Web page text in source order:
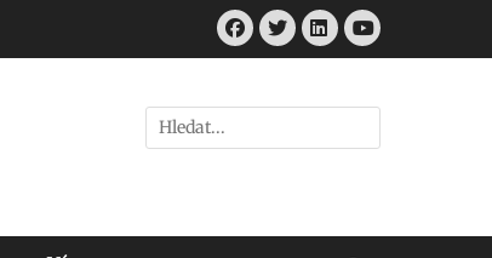
Facebook
Twitter
LinkedIn
Youtube
Hledat: